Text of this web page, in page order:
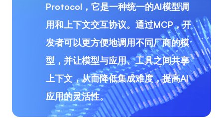
Protocol，它是一种统一的AI模型调
用和上下文交互协议。通过MCP，开
发者可以更方便地调用不同厂商的模
型，并让模型与应用、工具之间共享
上下文，从而降低集成难度，提高AI
应用的灵活性。